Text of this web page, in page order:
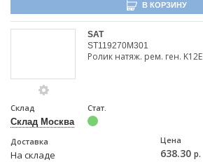
В КОРЗИНУ
SAT
ST119270M301
Ролик натяж. рем. ген. K12E
Склад
Склад Москва
Стат.
Доставка
На складе
Цена
638.30 р.